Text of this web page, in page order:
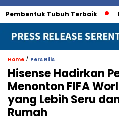
Tubuh Terbaik
Home / Pers Rilis
Hisense Hadirkan
Menonton FIFA
yang Lebih Seru
Rumah